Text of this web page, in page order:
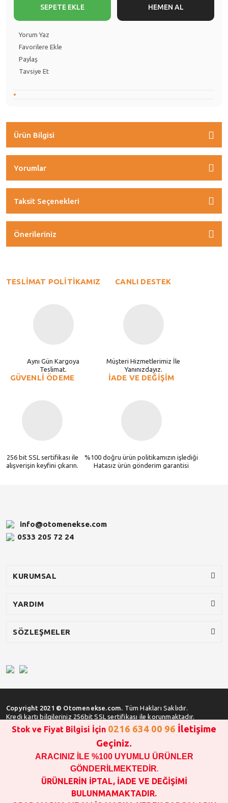
SEPETE EKLE HEMEN AL
Yorum Yaz
Paylaş
Tavsiye Et
Ürün Bilgisi
Yorumlar
Taksit Seçenekleri
Önerileriniz
TESLİMAT POLİTİKAMIZ
Aynı Gün Kargoya
Teslimat.
CANLI DESTEK
Müşteri Hizmetlerimiz İle
Yanınızdayız.
GÜVENLİ ÖDEME
256 bit SSL sertifikası ile
alışverişin keyfini çıkarın.
İADE VE DEĞİŞİM
%100 doğru ürün politikamızın işlediği
Hatasız ürün gönderim garantisi
info@otomenekse.com
0533 205 72 24
KURUMSAL
YARDIM
SÖZLEŞMELER
Copyright 2021 © Otomenekse.com. Tüm Hakları Saklıdır.
Kredi kartı bilgileriniz 256bit SSL sertifikası ile korunmaktadır.
SATIN ALMA İŞLEMİ YAPMADAN ÖNCE
STOK VE FİYAT BİLGİSİ ALINIZ !!!
1000 TL VE ÜSTÜ SİPARİŞ VERİLEBİLİR!!!
OPAR MARKA VE MAİS MARKA YEDEK PARÇALARIN
GARANTİSİ YOKTUR!!!!!!!!!!!
Stok ve Fiyat Bilgisi İçin 0216 634 00 96 İletişime
Geçiniz.
ARACINIZ İLE %100 UYUMLU ÜRÜNLER
GÖNDERİLMEKTEDİR.
ÜRÜNLERİN İPTAL, İADE VE DEĞİŞİMİ
BULUNMAMAKTADIR.